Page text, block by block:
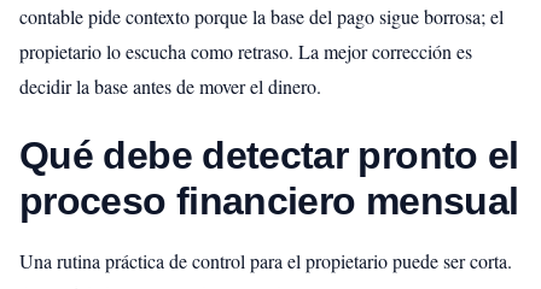
contable pide contexto porque la base del pago sigue borrosa; el
propietario lo escucha como retraso. La mejor corrección es
decidir la base antes de mover el dinero.
Qué debe detectar pronto el
proceso financiero mensual
Una rutina práctica de control para el propietario puede ser corta.